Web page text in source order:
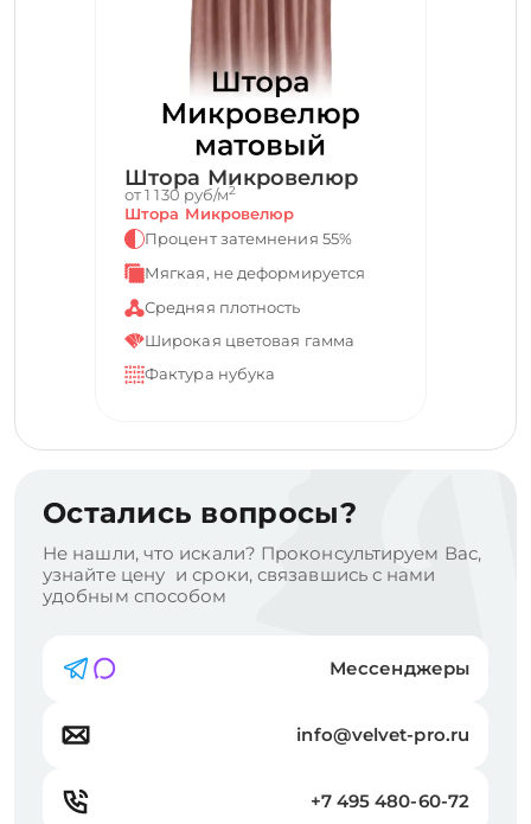
Штора Микровелюр
от 1 130 руб/м2
Штора Микровелюр
Процент затемнения 55%
Мягкая, не деформируется
Средняя плотность
Широкая цветовая гамма
Фактура нубука
Остались вопросы?
Не нашли, что искали? Проконсультируем Вас,
узнайте цену и сроки, связавшись с нами
удобным способом
Мессенджеры
info@velvet-pro.ru
+7 495 480-60-72